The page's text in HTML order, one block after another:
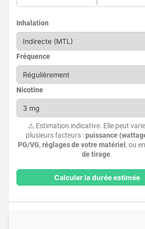
Inhalation
Fréquence
Nicotine
⚠️ Estimation indicative. Elle peut
plusieurs facteurs :puissance
PG/VG,réglages de votre matériel , ou
de tirage.
Calculer la durée estimée